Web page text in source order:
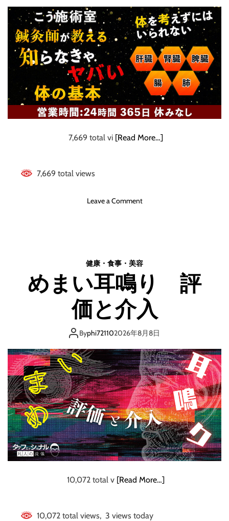
別
臨
床
1
年
目
で
知
た
法
7,669 total vi [Read More…]
7,669 total views
Leave a Commento
教
え
る
知
な
き
ゃ
ヤ
バ
イ
！
体
の
基
本
健康・食事・美容
めまい耳鳴り 評
価と介入
Byphi721102026年8月8日
10,072 total v [Read More…]
10,072 total views, 3 views today